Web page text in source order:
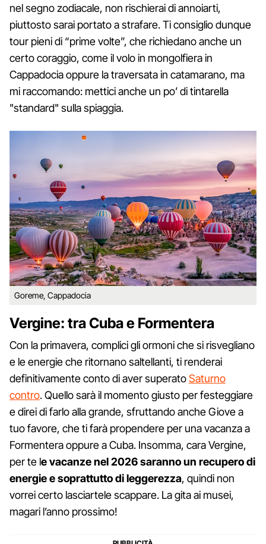
nel segno zodiacale, non rischierai di annoiarti,
piuttosto sarai portato a strafare. Ti consiglio dunque
tour pieni di “prime volte”, che richiedano anche un
certo coraggio, come il volo in mongolfiera in
Cappadocia oppure la traversata in catamarano, ma
mi raccomando: mettici anche un po’ di tintarella
"standard" sulla spiaggia.
Goreme, Cappadocia
Vergine: tra Cuba e Formentera
Con la primavera, complici gli ormoni che si risvegliano
e le energie che ritornano saltellanti, ti renderai
definitivamente conto di aver superatoSaturno
contro. Quello sarà il momento giusto per festeggiare
e direi di farlo alla grande, sfruttando anche Giove a
tuo favore, che ti farà propendere per una vacanza a
Formentera oppure a Cuba. Insomma, cara Vergine,
per te le vacanze nel 2026 saranno un recupero di
energie e soprattutto di leggerezza, quindi non
vorrei certo lasciartele scappare. La gita ai musei,
magari l’anno prossimo!